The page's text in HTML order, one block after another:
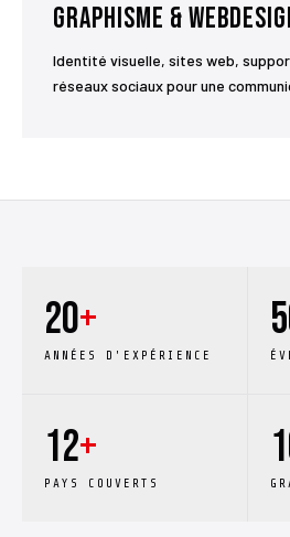
Graphisme &
Identité visuelle, sites web,
réseaux sociaux pour une
20+
ANNÉES D'EXPÉRIENCE
12+
PAYS COUVERTS